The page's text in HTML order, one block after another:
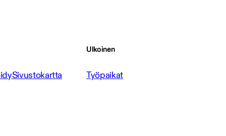
Sivustokartta
Ulkoinen
Työpaikat